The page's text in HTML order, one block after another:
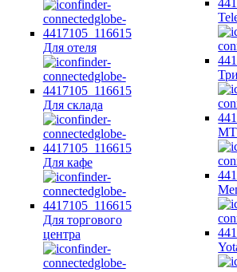
Для отеля
Для склада
Для кафе
Для торгового
центра